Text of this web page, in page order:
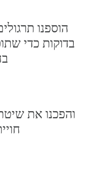
הוספנו
בדוקות כדי
והפכנו את